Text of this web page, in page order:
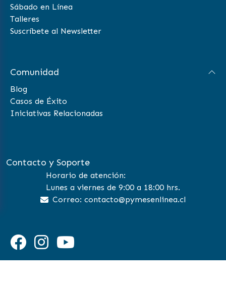
Sábado en Línea
Talleres
Suscríbete al Newsletter
Comunidad
Blog
Casos de Éxito
Iniciativas Relacionadas
Contacto y Soporte
Horario de atención:
Lunes a viernes de 9:00 a 18:00 hrs.
Correo: contacto@pymesenlinea.cl